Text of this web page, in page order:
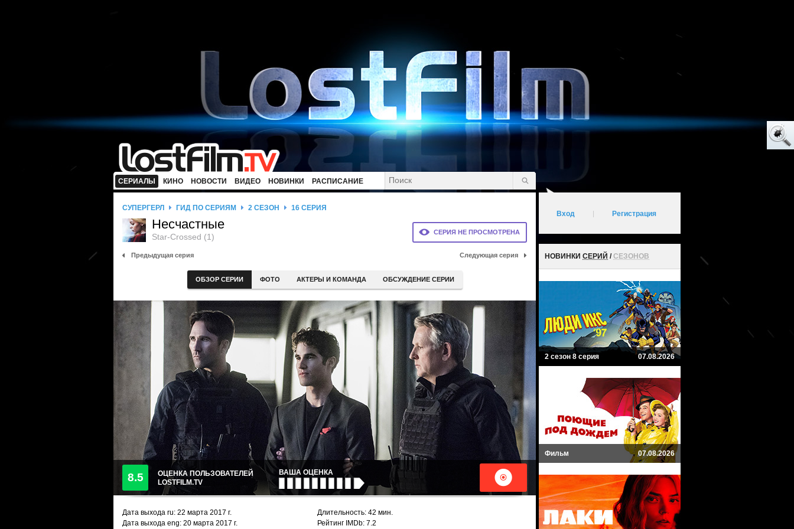
СЕРИАЛЫ КИНО НОВОСТИ ВИДЕО НОВИНКИ РАСПИСАНИЕ
СЕРИЯ НЕ ПРОСМОТРЕНА
СУПЕРГЁРЛ ГИД ПО СЕРИЯМ 2 СЕЗОН 16 СЕРИЯ
Несчастные
Star-Crossed (1)
Предыдущая серия Следующая серия
ОБЗОР СЕРИИ ФОТО АКТЕРЫ И КОМАНДА ОБСУЖДЕНИЕ СЕРИИ
8.5
ОЦЕНКА ПОЛЬЗОВАТЕЛЕЙ
LOSTFILM.TV
ВАША ОЦЕНКА
Дата выхода ru: 22 марта 2017 г.
Дата выхода eng: 20 марта 2017 г.
Длительность: 42 мин.
Рейтинг IMDb: 7.2
Вход Регистрация
НОВИНКИ СЕРИЙ /СЕЗОНОВ
2 сезон 8 серия 07.08.2026
Фильм 07.08.2026